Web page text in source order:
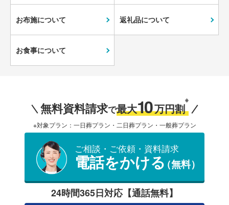
お布施について 返礼品について
お食事について
無料資料請求で最大10万円割
※
※対象プラン：一日葬プラン・二日葬プラン・一般葬プラン
ご相談・ご依頼・資料請求
電話をかける（無料）
24時間365日対応【通話無料】